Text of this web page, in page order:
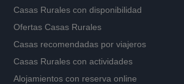
Casas Rurales con disponibilidad
Ofertas Casas Rurales
Casas recomendadas por viajeros
Casas Rurales con actividades
Alojamientos con reserva online